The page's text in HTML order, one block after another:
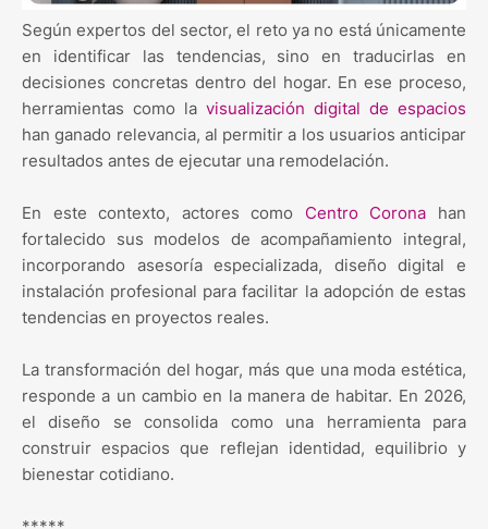
Según expertos del sector, el reto ya no está únicamente
en identificar las tendencias, sino en traducirlas en
decisiones concretas dentro del hogar. En ese proceso,
herramientas como la visualización digital de espacios
han ganado relevancia, al permitir a los usuarios anticipar
resultados antes de ejecutar una remodelación.
En este contexto, actores como Centro Corona han
fortalecido sus modelos de acompañamiento integral,
incorporando asesoría especializada, diseño digital e
instalación profesional para facilitar la adopción de estas
tendencias en proyectos reales.
La transformación del hogar, más que una moda estética,
responde a un cambio en la manera de habitar. En 2026,
el diseño se consolida como una herramienta para
construir espacios que reflejan identidad, equilibrio y
bienestar cotidiano.